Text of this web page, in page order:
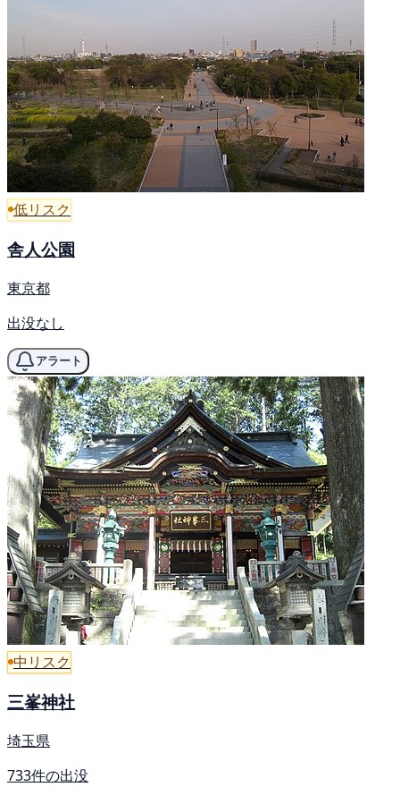
低リスク
舎人公園
東京都
出没なし
アラート
中リスク
三峯神社
埼玉県
733件の出没